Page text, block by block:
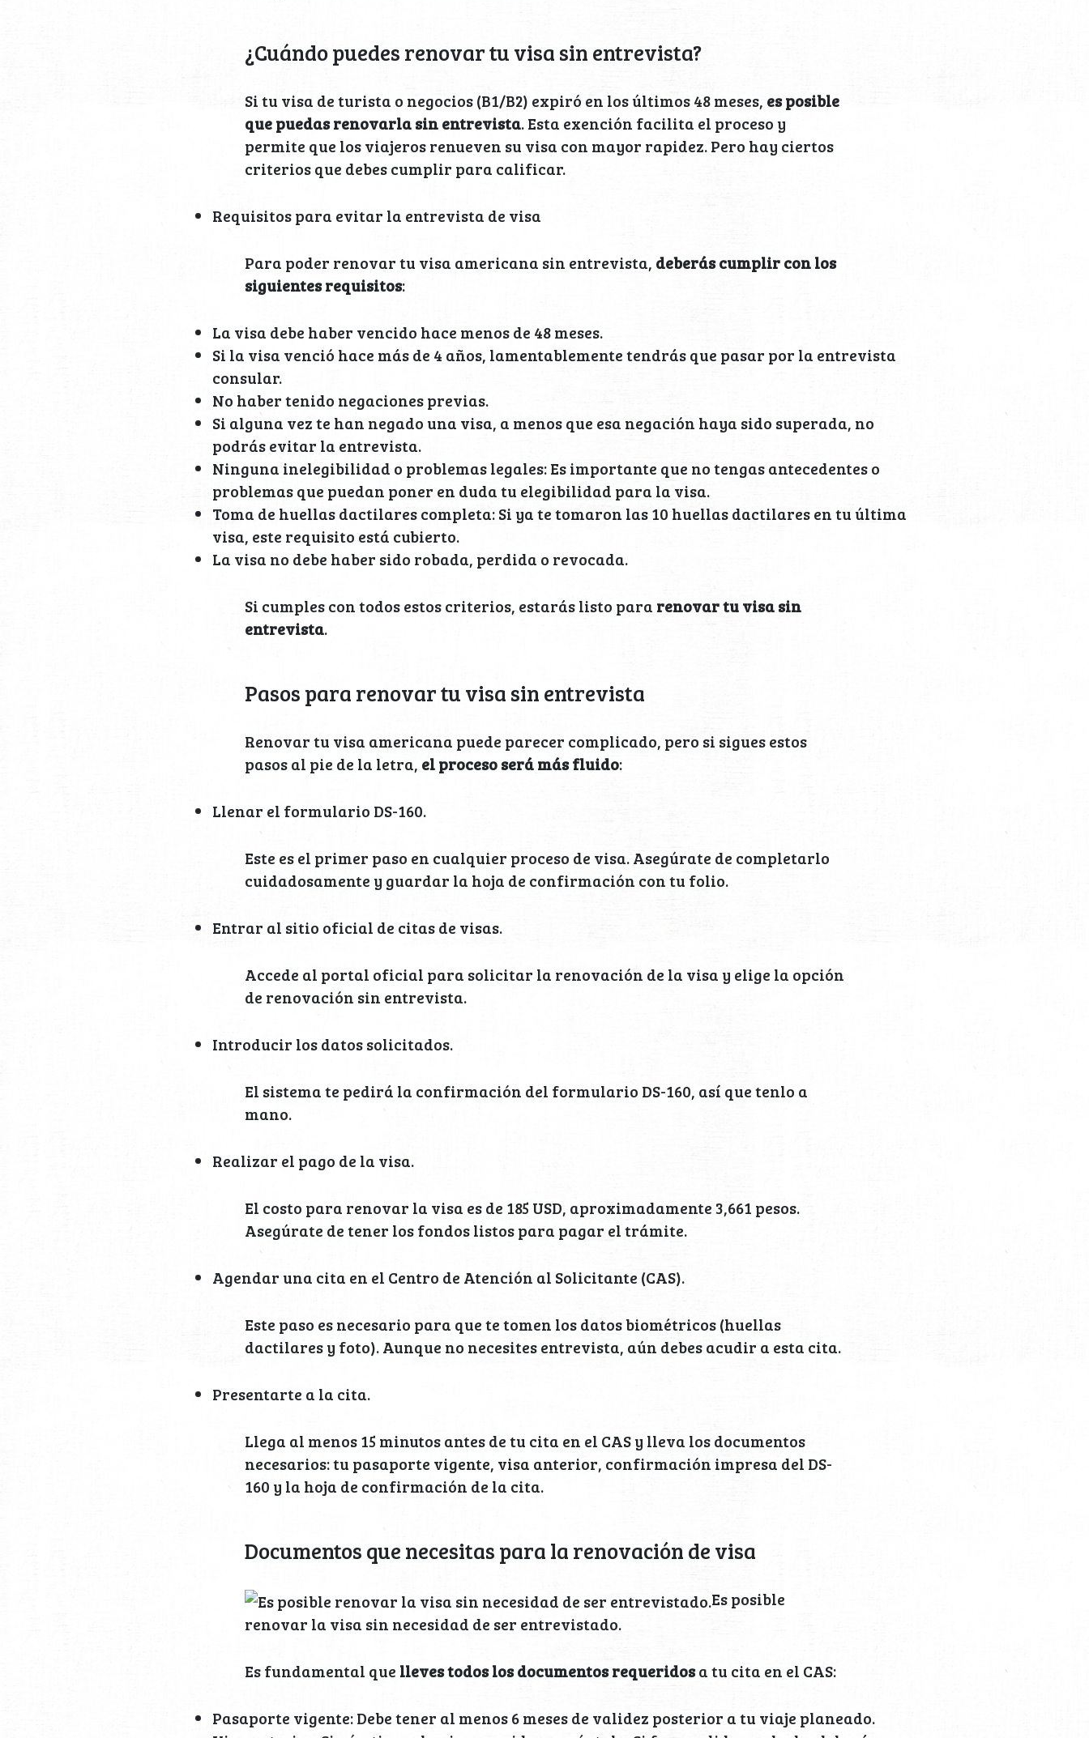
¿Cuándo puedes renovar tu visa sin entrevista?
Si tu visa de turista o negocios (B1/B2) expiró en los últimos 48 meses, es posible
que puedas renovarla sin entrevista. Esta exención facilita el proceso y
permite que los viajeros renueven su visa con mayor rapidez. Pero hay ciertos
criterios que debes cumplir para calificar.
Requisitos para evitar la entrevista de visa
Para poder renovar tu visa americana sin entrevista, deberás cumplir con los
siguientes requisitos:
La visa debe haber vencido hace menos de 48 meses.
Si la visa venció hace más de 4 años, lamentablemente tendrás que pasar por la entrevista
consular.
No haber tenido negaciones previas.
Si alguna vez te han negado una visa, a menos que esa negación haya sido superada, no
podrás evitar la entrevista.
Ninguna inelegibilidad o problemas legales: Es importante que no tengas antecedentes o
problemas que puedan poner en duda tu elegibilidad para la visa.
Toma de huellas dactilares completa: Si ya te tomaron las 10 huellas dactilares en tu última
visa, este requisito está cubierto.
La visa no debe haber sido robada, perdida o revocada.
Si cumples con todos estos criterios, estarás listo para renovar tu visa sin
entrevista.
Pasos para renovar tu visa sin entrevista
Renovar tu visa americana puede parecer complicado, pero si sigues estos
pasos al pie de la letra, el proceso será más fluido:
Llenar el formulario DS-160.
Este es el primer paso en cualquier proceso de visa. Asegúrate de completarlo
cuidadosamente y guardar la hoja de confirmación con tu folio.
Entrar al sitio oficial de citas de visas.
Accede al portal oficial para solicitar la renovación de la visa y elige la opción
de renovación sin entrevista.
Introducir los datos solicitados.
El sistema te pedirá la confirmación del formulario DS-160, así que tenlo a
mano.
Realizar el pago de la visa.
El costo para renovar la visa es de 185 USD, aproximadamente 3,661 pesos.
Asegúrate de tener los fondos listos para pagar el trámite.
Agendar una cita en el Centro de Atención al Solicitante (CAS).
Este paso es necesario para que te tomen los datos biométricos (huellas
dactilares y foto). Aunque no necesites entrevista, aún debes acudir a esta cita.
Presentarte a la cita.
Llega al menos 15 minutos antes de tu cita en el CAS y lleva los documentos
necesarios: tu pasaporte vigente, visa anterior, confirmación impresa del DS-
160 y la hoja de confirmación de la cita.
Documentos que necesitas para la renovación de visa
Es posible
renovar la visa sin necesidad de ser entrevistado.
Es fundamental que lleves todos los documentos requeridosa tu cita en el CAS:
Pasaporte vigente: Debe tener al menos 6 meses de validez posterior a tu viaje planeado.